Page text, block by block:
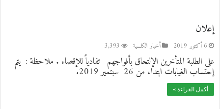
إعلان
6 أكتوبر 2019 أخبار الكلـــية 3,393
على الطلبة المتأخرين الإلتحاق بأفواجهم تفادياً للإقصاء . ملاحظة : يتم
إحتساب الغيابات ابتداء من 26 سبتمير 2019.
أكمل القراءة »